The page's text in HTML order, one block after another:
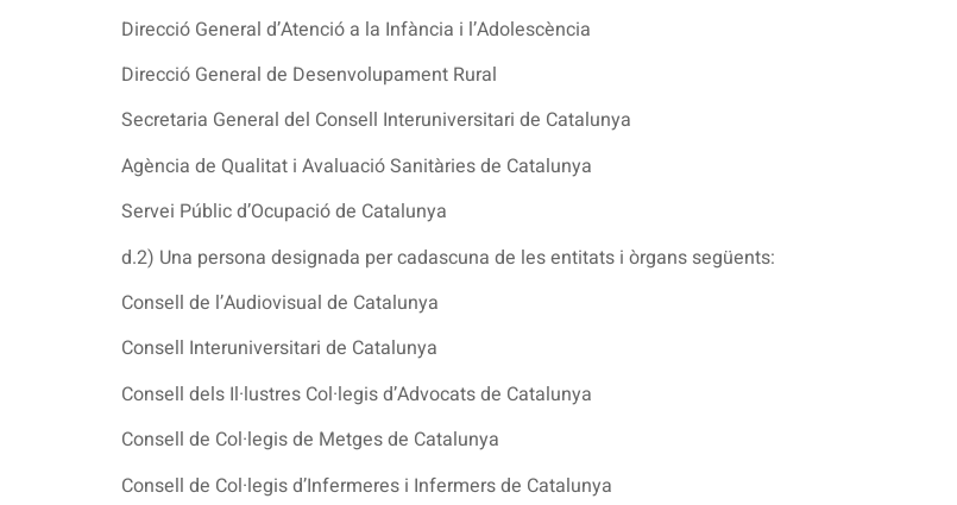
Direcció General d’Atenció a la Infància i l’Adolescència
Direcció General de Desenvolupament Rural
Secretaria General del Consell Interuniversitari de Catalunya
Agència de Qualitat i Avaluació Sanitàries de Catalunya
Servei Públic d’Ocupació de Catalunya
d.2) Una persona designada per cadascuna de les entitats i òrgans següents:
Consell de l’Audiovisual de Catalunya
Consell Interuniversitari de Catalunya
Consell dels Il·lustres Col·legis d’Advocats de Catalunya
Consell de Col·legis de Metges de Catalunya
Consell de Col·legis d’Infermeres i Infermers de Catalunya